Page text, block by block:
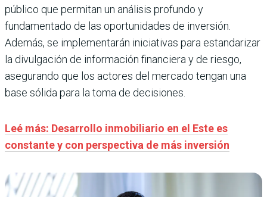
público que permitan un análisis profundo y
fundamentado de las oportunidades de inversión.
Además, se implementarán iniciativas para estandarizar
la divulgación de información financiera y de riesgo,
asegurando que los actores del mercado tengan una
base sólida para la toma de decisiones.
Leé más: Desarrollo inmobiliario en el Este es
constante y con perspectiva de más inversión